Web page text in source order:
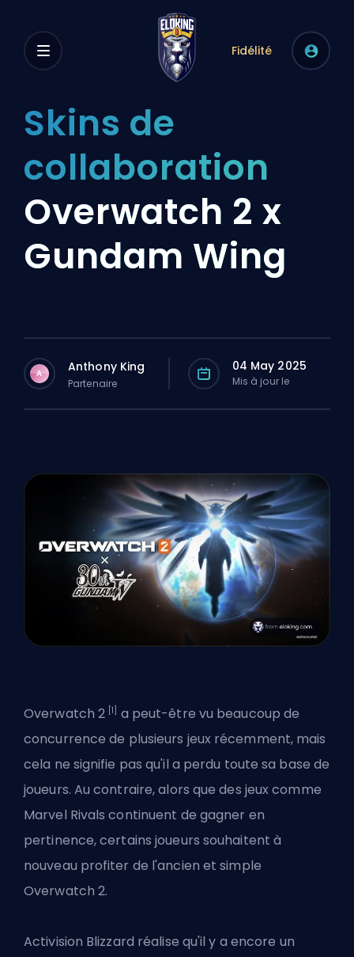
Fidélité
Skins de
collaboration
Overwatch 2 x
Gundam Wing
A Anthony King
Partenaire
04 May 2025
Mis à jour le
Overwatch 2 [1]
a peut-être vu beaucoup de
concurrence de plusieurs jeux récemment, mais
cela ne signifie pas qu'il a perdu toute sa base de
joueurs. Au contraire, alors que des jeux comme
Marvel Rivals continuent de gagner en
pertinence, certains joueurs souhaitent à
nouveau profiter de l'ancien et simple
Overwatch 2.
Activision Blizzard réalise qu'il y a encore un